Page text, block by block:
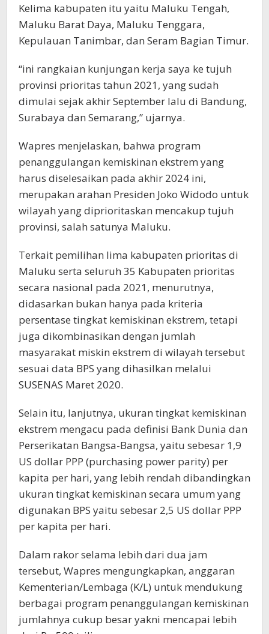
Kelima kabupaten itu yaitu Maluku Tengah,
Maluku Barat Daya, Maluku Tenggara,
Kepulauan Tanimbar, dan Seram Bagian Timur.
“ini rangkaian kunjungan kerja saya ke tujuh
provinsi prioritas tahun 2021, yang sudah
dimulai sejak akhir September lalu di Bandung,
Surabaya dan Semarang,” ujarnya.
Wapres menjelaskan, bahwa program
penanggulangan kemiskinan ekstrem yang
harus diselesaikan pada akhir 2024 ini,
merupakan arahan Presiden Joko Widodo untuk
wilayah yang diprioritaskan mencakup tujuh
provinsi, salah satunya Maluku.
Terkait pemilihan lima kabupaten prioritas di
Maluku serta seluruh 35 Kabupaten prioritas
secara nasional pada 2021, menurutnya,
didasarkan bukan hanya pada kriteria
persentase tingkat kemiskinan ekstrem, tetapi
juga dikombinasikan dengan jumlah
masyarakat miskin ekstrem di wilayah tersebut
sesuai data BPS yang dihasilkan melalui
SUSENAS Maret 2020.
Selain itu, lanjutnya, ukuran tingkat kemiskinan
ekstrem mengacu pada definisi Bank Dunia dan
Perserikatan Bangsa-Bangsa, yaitu sebesar 1,9
US dollar PPP (purchasing power parity) per
kapita per hari, yang lebih rendah dibandingkan
ukuran tingkat kemiskinan secara umum yang
digunakan BPS yaitu sebesar 2,5 US dollar PPP
per kapita per hari.
Dalam rakor selama lebih dari dua jam
tersebut, Wapres mengungkapkan, anggaran
Kementerian/Lembaga (K/L) untuk mendukung
berbagai program penanggulangan kemiskinan
jumlahnya cukup besar yakni mencapai lebih